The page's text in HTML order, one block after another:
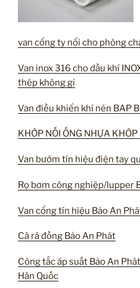
van cổng ty nổi cho phòng
Van inox 316 cho dầu khí
thép không gỉ
Van điều khiển khí nén BAP
KHỚP NỐI ỐNG NHỰA KHỚP
Van bướm tín hiệu điện tay
Rọ bơm công nghiệp/lupper
Van cổng tín hiệu Bảo An
Cà rá đồng Bảo An Phát
Công tắc áp suất Bảo An
Hàn Quốc